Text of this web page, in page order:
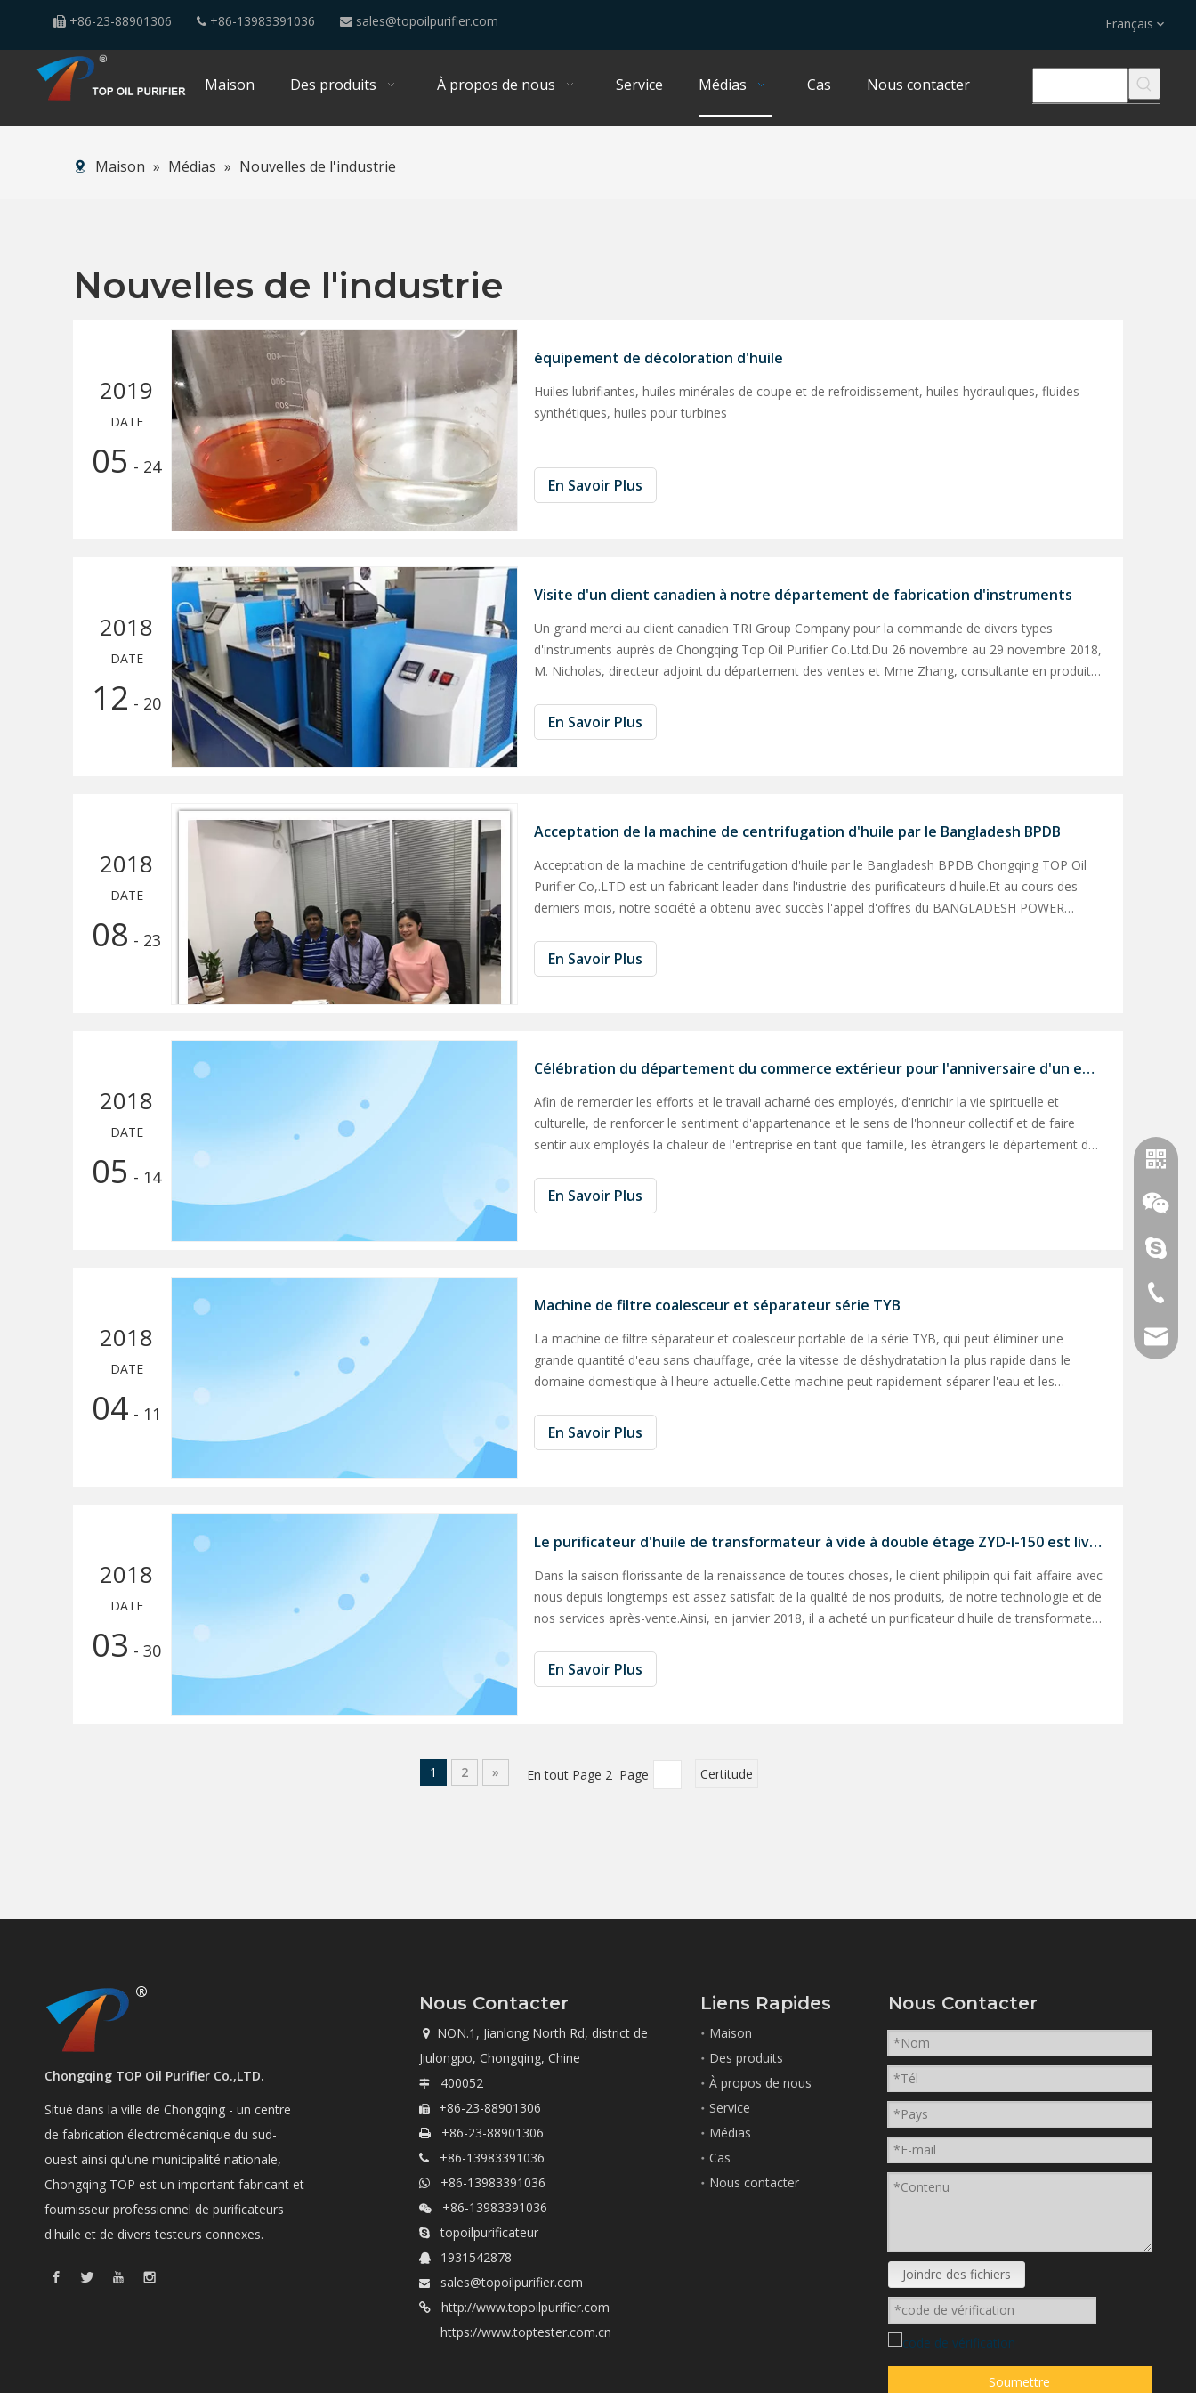
 +86-23-88901306  +86-13983391036  sales@topoilpurifier.com Français
Maison Des produits À propos de nous Service Médias Cas Nous contacter
Maison » Médias » Nouvelles de l'industrie
Nouvelles de l'industrie
2019
DATE
05 - 24
équipement de décoloration d'huile
Huiles lubrifiantes, huiles minérales de coupe et de refroidissement, huiles hydrauliques, fluides
synthétiques, huiles pour turbines
En Savoir Plus
2018
DATE
12 - 20
Visite d'un client canadien à notre département de fabrication d'instruments
Un grand merci au client canadien TRI Group Company pour la commande de divers types
d'instruments auprès de Chongqing Top Oil Purifier Co.Ltd.Du 26 novembre au 29 novembre 2018,
M. Nicholas, directeur adjoint du département des ventes et Mme Zhang, consultante en produits
En Savoir Plus
2018
DATE
08 - 23
Acceptation de la machine de centrifugation d'huile par le Bangladesh BPDB
Acceptation de la machine de centrifugation d'huile par le Bangladesh BPDB Chongqing TOP Oil
Purifier Co,.LTD est un fabricant leader dans l'industrie des purificateurs d'huile.Et au cours des
derniers mois, notre société a obtenu avec succès l'appel d'offres du BANGLADESH POWER
En Savoir Plus
2018
DATE
05 - 14
Célébration du département du commerce extérieur pour l'anniversaire d'un employé
Afin de remercier les efforts et le travail acharné des employés, d'enrichir la vie spirituelle et
culturelle, de renforcer le sentiment d'appartenance et le sens de l'honneur collectif et de faire
sentir aux employés la chaleur de l'entreprise en tant que famille, les étrangers le département du
En Savoir Plus
2018
DATE
04 - 11
Machine de filtre coalesceur et séparateur série TYB
La machine de filtre séparateur et coalesceur portable de la série TYB, qui peut éliminer une
grande quantité d'eau sans chauffage, crée la vitesse de déshydratation la plus rapide dans le
domaine domestique à l'heure actuelle.Cette machine peut rapidement séparer l'eau et les
En Savoir Plus
2018
DATE
03 - 30
Le purificateur d'huile de transformateur à vide à double étage ZYD-I-150 est livré avec succès à un client philippin
Dans la saison florissante de la renaissance de toutes choses, le client philippin qui fait affaire avec
nous depuis longtemps est assez satisfait de la qualité de nos produits, de notre technologie et de
nos services après-vente.Ainsi, en janvier 2018, il a acheté un purificateur d'huile de transformateur
En Savoir Plus
1 2 » En tout Page 2 Page Certitude
Chongqing TOP Oil Purifier Co.,LTD.
Situé dans la ville de Chongqing - un centre
de fabrication électromécanique du sud-
ouest ainsi qu'une municipalité nationale,
Chongqing TOP est un important fabricant et
fournisseur professionnel de purificateurs
d'huile et de divers testeurs connexes.
Wechat
+86-
Nous Contacter

NON.1, Jianlong North Rd, district de
Jiulongpo, Chongqing, Chine
 400052
 +86-23-88901306
 +86-23-88901306
 +86-13983391036
 +86-13983391036
 +86-13983391036
 topoilpurificateur
 1931542878
 sales@topoilpurifier.com

http://www.topoilpurifier.com
https://www.toptester.com.cn
Liens Rapides
Maison
Des produits
À propos de nous
Service
Médias
Cas
Nous contacter
Nous Contacter
Joindre des fichiers
Soumettre